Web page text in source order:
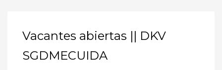
Vacantes abiertas || DKV
SGDMECUIDA